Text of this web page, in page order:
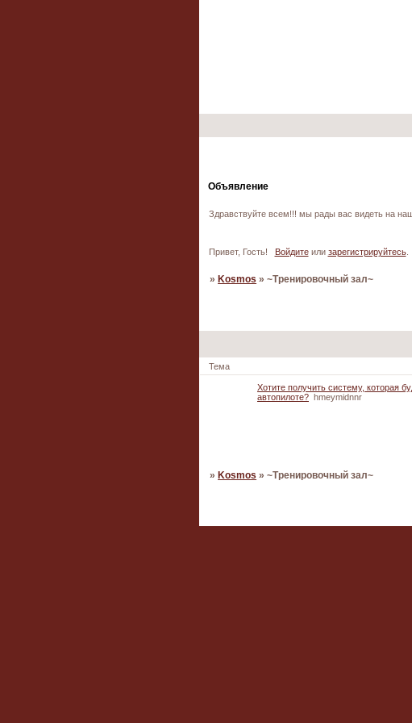
Объявление
Здравствуйте всем!!! мы рады вас видеть на
Привет, Гость! Войдитеили зарегистрируйтесь.
» Kosmos »~Тренировочный зал~
Тема
Хотите получить систему, которая
автопилоте? hmeymidnnr
» Kosmos »~Тренировочный зал~